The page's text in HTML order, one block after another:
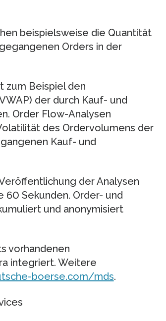
beispielsweise die Quantität
Orders in der
zum Beispiel den
der durch Kauf- und
Order Flow-Analysen
des Ordervolumens der
Kauf- und
der Analysen
Sekunden. Order- und
und anonymisiert
vorhandenen
integriert. Weitere
boerse.com/mds.